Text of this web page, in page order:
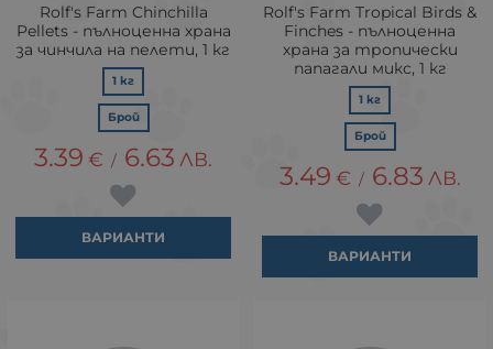
Rolf's Farm Chinchilla
Pellets - пълноценна храна
за чинчила на пелети, 1 кг
1 кг
Брой
3.39 € / 6.63 ЛВ.
ВАРИАНТИ
Rolf's Farm Tropical Birds &
Finches - пълноценна
храна за тропически
папагали микс, 1 кг
1 кг
Брой
3.49 € / 6.83 ЛВ.
ВАРИАНТИ